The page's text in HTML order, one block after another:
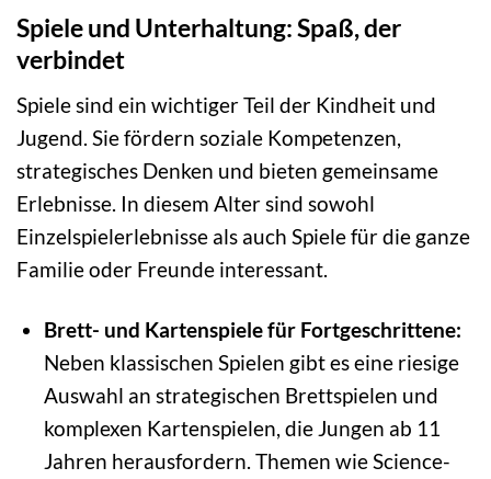
Spiele und Unterhaltung: Spaß, der
verbindet
Spiele sind ein wichtiger Teil der Kindheit und
Jugend. Sie fördern soziale Kompetenzen,
strategisches Denken und bieten gemeinsame
Erlebnisse. In diesem Alter sind sowohl
Einzelspielerlebnisse als auch Spiele für die ganze
Familie oder Freunde interessant.
Brett- und Kartenspiele für Fortgeschrittene:
Neben klassischen Spielen gibt es eine riesige
Auswahl an strategischen Brettspielen und
komplexen Kartenspielen, die Jungen ab 11
Jahren herausfordern. Themen wie Science-